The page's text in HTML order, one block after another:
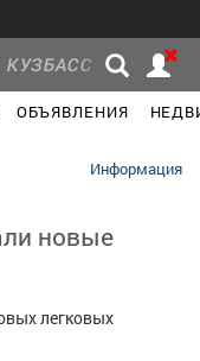
ОБЪЯВЛЕНИЯ
Информация
новые
легковых